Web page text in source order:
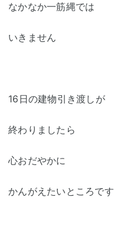
なかなか一筋縄では
いきません
16日の建物引き渡しが
終わりましたら
心おだやかに
かんがえたいところです